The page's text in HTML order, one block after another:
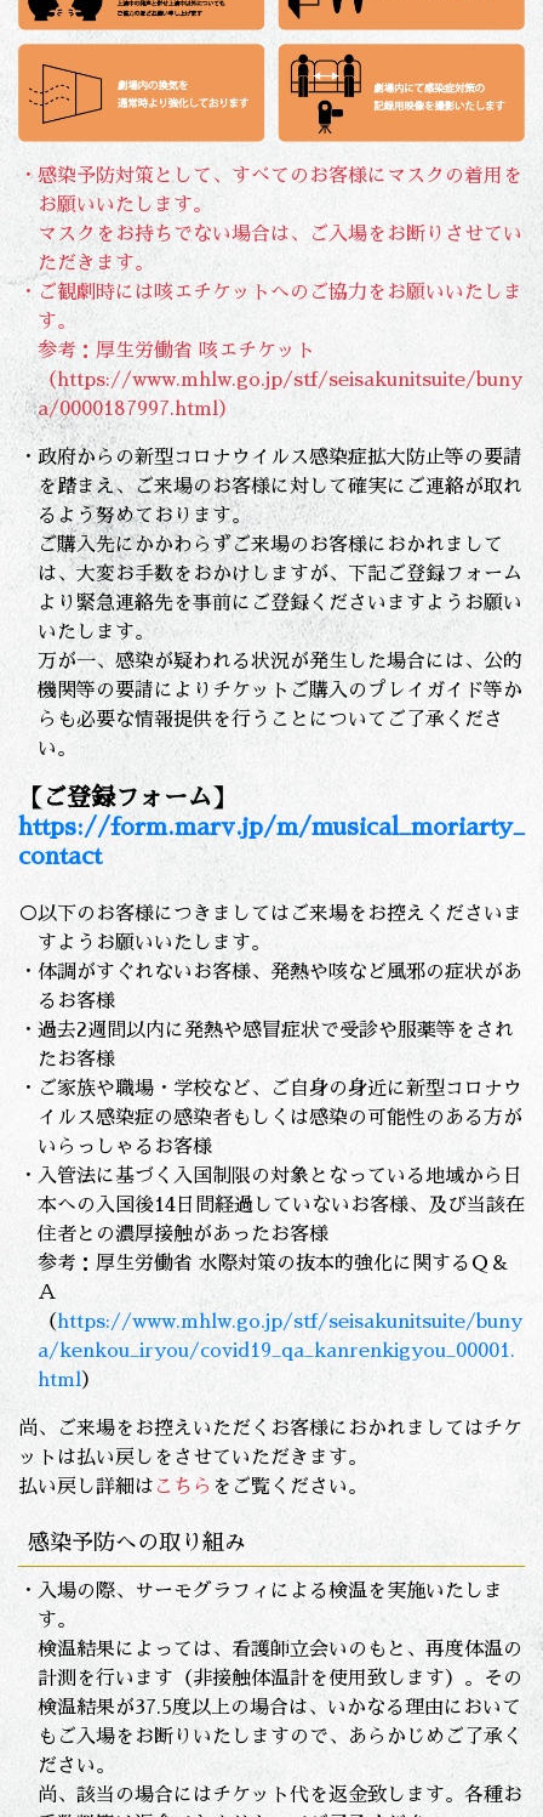
・感染予防対策として、すべてのお客様にマスクの着用を
お願いいたします。
マスクをお持ちでない場合は、ご入場をお断りさせてい
ただきます。
・ご観劇時には咳エチケットへのご協力をお願いいたしま
す。
参考：厚生労働省 咳エチケット
（https://www.mhlw.go.jp/stf/seisakunitsuite/buny
a/0000187997.html）
・政府からの新型コロナウイルス感染症拡大防止等の要請
を踏まえ、ご来場のお客様に対して確実にご連絡が取れ
るよう努めております。
ご購入先にかかわらずご来場のお客様におかれまして
は、大変お手数をおかけしますが、
下記ご登録フォーム
より緊急連絡先を事前にご登録くださいますようお願い
いたします。
万が一、感染が疑われる状況が発生した場合には、公的
機関等の要請によりチケットご購入のプレイガイド等か
らも必要な情報提供を行うことについてご了承くださ
い。
【ご登録フォーム】
https://form.marv.jp/m/musical_moriarty_
contact
○以下のお客様につきましてはご来場をお控えくださいま
すようお願いいたします。
・体調がすぐれないお客様、発熱や咳など風邪の症状があ
るお客様
・過去2週間以内に発熱や感冒症状で受診や服薬等をされ
たお客様
・ご家族や職場・学校など、ご自身の身近に新型コロナウ
イルス感染症の感染者もしくは感染の可能性のある方が
いらっしゃるお客様
・入管法に基づく入国制限の対象となっている地域から日
本への入国後14日間経過していないお客様、及び当該在
住者との濃厚接触があったお客様
参考：厚生労働省 水際対策の抜本的強化に関するＱ＆
Ａ
（https://www.mhlw.go.jp/stf/seisakunitsuite/buny
a/kenkou_iryou/covid19_qa_kanrenkigyou_00001.
html）
尚、ご来場をお控えいただくお客様におかれましてはチケ
ットは払い戻しをさせていただきます。
払い戻し詳細は こちら をご覧ください。
感染予防への取り組み
・入場の際、サーモグラフィによる検温を実施いたしま
す。
検温結果によっては、看護師立会いのもと、再度体温の
計測を行います（非接触体温計を使用致します）。その
検温結果が37.5度以上の場合は、いかなる理由において
もご入場をお断りいたしますので、あらかじめご了承く
ださい。
尚、該当の場合にはチケット代を返金致します。各種お